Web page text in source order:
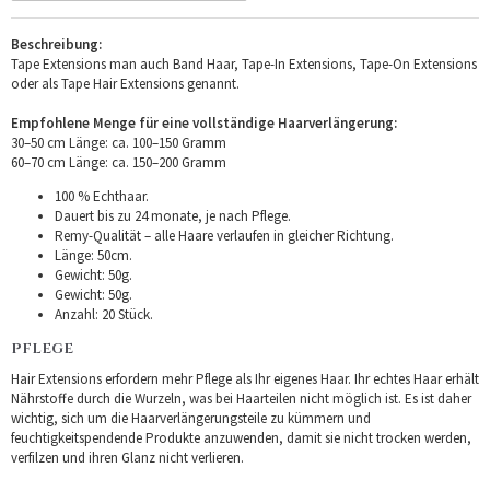
Beschreibung:
Tape Extensions man auch Band Haar, Tape-In Extensions, Tape-On Extensions
oder als Tape Hair Extensions genannt.
Empfohlene Menge für eine vollständige Haarverlängerung:
30–50 cm Länge: ca. 100–150 Gramm
60–70 cm Länge: ca. 150–200 Gramm
100 % Echthaar.
Dauert bis zu 24 monate, je nach Pflege.
Remy-Qualität – alle Haare verlaufen in gleicher Richtung.
Länge: 50cm.
Gewicht: 50g.
Gewicht: 50g.
Anzahl: 20 Stück.
PFLEGE
Hair Extensions erfordern mehr Pflege als Ihr eigenes Haar. Ihr echtes Haar erhält
Nährstoffe durch die Wurzeln, was bei Haarteilen nicht möglich ist. Es ist daher
wichtig, sich um die Haarverlängerungsteile zu kümmern und
feuchtigkeitspendende Produkte anzuwenden, damit sie nicht trocken werden,
verfilzen und ihren Glanz nicht verlieren.